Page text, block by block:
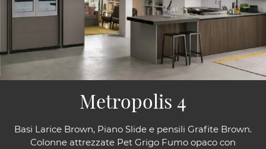
Basi Larice Brown, Piano Slide e pensili Grafite Brown.
Colonne attrezzate Pet Grigo Fumo opaco con
Metropolis 4